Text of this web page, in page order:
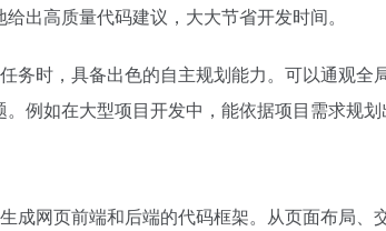
出高质量代码建议，大大节省开发时间。​
务时，具备出色的自主规划能力。可以通观全
例如在大型项目开发中，能依据项目需求规
成网页前端和后端的代码框架。从页面布局、